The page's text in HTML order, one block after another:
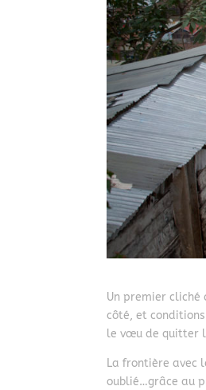
Un premier cliché
côté, et
le vœu de quitter
La frontière avec
oublié…grâce au